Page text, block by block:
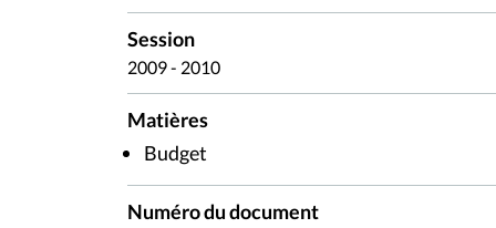
Session
2009 - 2010
Matières
Budget
Numéro du document